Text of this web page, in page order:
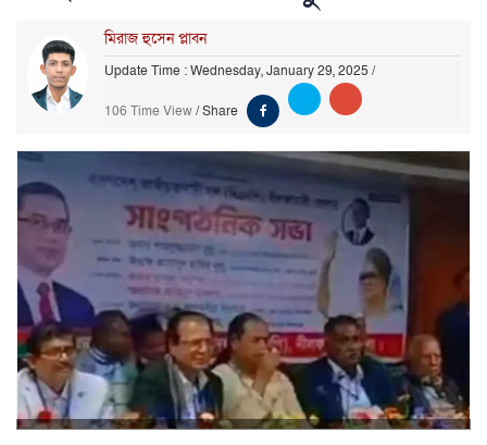
মিরাজ হুসেন প্লাবন
Update Time : Wednesday, January 29, 2025 /
106 Time View/Share